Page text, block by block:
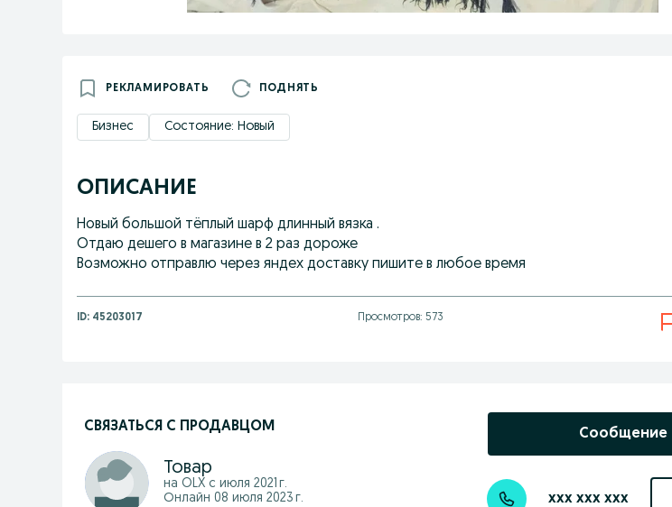
РЕКЛАМИРОВАТЬ ПОДНЯТЬ
Бизнес Состояние: Новый
ОПИСАНИЕ
Новый большой тёплый шарф длинный вязка .
Отдаю дешего в магазине в 2 раз дороже
Возможно отправлю через яндех доставку пишите в любое время
ID: 45203017 Просмотров: 573
СВЯЗАТЬСЯ С ПРОДАВЦОМ
Товар
на OLX с июля 2021 г.
Онлайн 08 июля 2023 г.
Сообщение
xxx xxx xxx